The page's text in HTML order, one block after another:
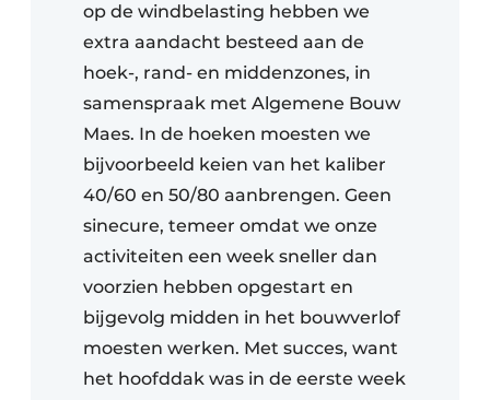
op de windbelasting hebben we
extra aandacht besteed aan de
hoek-, rand- en middenzones, in
samenspraak met Algemene Bouw
Maes. In de hoeken moesten we
bijvoorbeeld keien van het kaliber
40/60 en 50/80 aanbrengen. Geen
sinecure, temeer omdat we onze
activiteiten een week sneller dan
voorzien hebben opgestart en
bijgevolg midden in het bouwverlof
moesten werken. Met succes, want
het hoofddak was in de eerste week